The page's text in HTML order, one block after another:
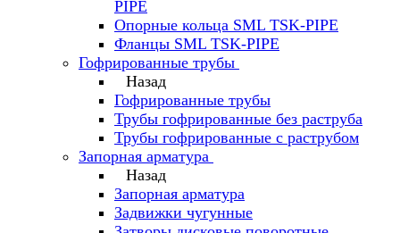
PIPE
Опорные кольца SML TSK-PIPE
Фланцы SML TSK-PIPE
Гофрированные трубы
Назад
Гофрированные трубы
Трубы гофрированные без раструба
Трубы гофрированные с раструбом
Запорная арматура
Назад
Запорная арматура
Задвижки чугунные